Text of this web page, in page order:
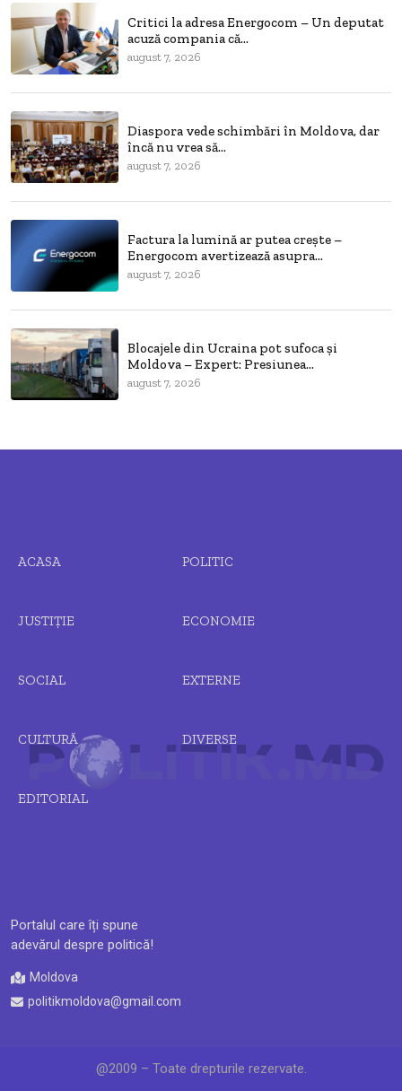
Critici la adresa Energocom – Un deputat
acuză compania că...
august 7, 2026
Diaspora vede schimbări în Moldova, dar
încă nu vrea să...
august 7, 2026
Factura la lumină ar putea crește –
Energocom avertizează asupra...
august 7, 2026
Blocajele din Ucraina pot sufoca și
Moldova – Expert: Presiunea...
august 7, 2026
Portalul care îți spune
adevărul despre politică!
Moldova
politikmoldova@gmail.com
ACASA POLITIC
JUSTIȚIE ECONOMIE
SOCIAL EXTERNE
CULTURĂ DIVERSE
EDITORIAL
@2009 – Toate drepturile rezervate.